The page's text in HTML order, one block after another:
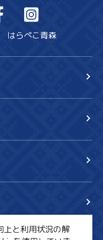
はらぺこ青森
上と利用状況の解